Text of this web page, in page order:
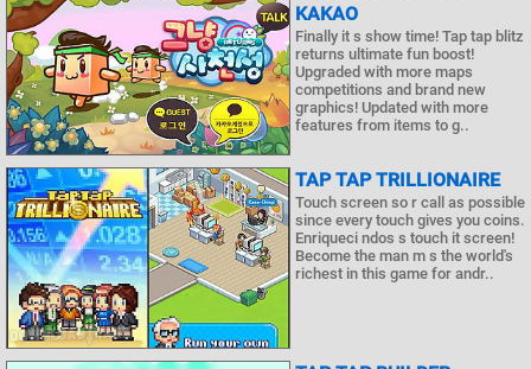
KAKAO
Finally it s show time! Tap tap blitz
returns ultimate fun boost!
Upgraded with more maps
competitions and brand new
graphics! Updated with more
features from items to g..
TAP TAP TRILLIONAIRE
Touch screen so r call as possible
since every touch gives you coins.
Enriqueci ndos s touch it screen!
Become the man m s the world's
richest in this game for andr..